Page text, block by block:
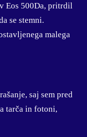
Eos 500Da, pritrdil
se stemni.
malega
saj sem pred
tarča in fotoni,